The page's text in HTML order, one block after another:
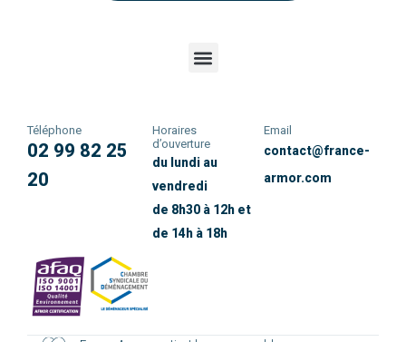
Téléphone
02 99 82 25
20
Horaires
d’ouverture
du lundi au
vendredi
de 8h30 à 12h et
de 14h à 18h
Email
contact@france-
armor.com